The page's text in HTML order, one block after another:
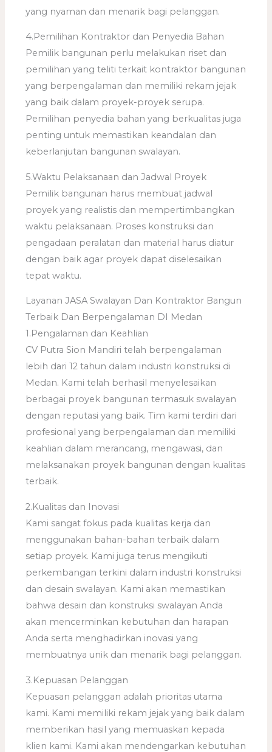
yang nyaman dan menarik bagi pelanggan.
4.Pemilihan Kontraktor dan Penyedia Bahan
Pemilik bangunan perlu melakukan riset dan
pemilihan yang teliti terkait kontraktor bangunan
yang berpengalaman dan memiliki rekam jejak
yang baik dalam proyek-proyek serupa.
Pemilihan penyedia bahan yang berkualitas juga
penting untuk memastikan keandalan dan
keberlanjutan bangunan swalayan.
5.Waktu Pelaksanaan dan Jadwal Proyek
Pemilik bangunan harus membuat jadwal
proyek yang realistis dan mempertimbangkan
waktu pelaksanaan. Proses konstruksi dan
pengadaan peralatan dan material harus diatur
dengan baik agar proyek dapat diselesaikan
tepat waktu.
Layanan JASA Swalayan Dan Kontraktor Bangun
Terbaik Dan Berpengalaman DI Medan
1.Pengalaman dan Keahlian
CV Putra Sion Mandiri telah berpengalaman
lebih dari 12 tahun dalam industri konstruksi di
Medan. Kami telah berhasil menyelesaikan
berbagai proyek bangunan termasuk swalayan
dengan reputasi yang baik. Tim kami terdiri dari
profesional yang berpengalaman dan memiliki
keahlian dalam merancang, mengawasi, dan
melaksanakan proyek bangunan dengan kualitas
terbaik.
2.Kualitas dan Inovasi
Kami sangat fokus pada kualitas kerja dan
menggunakan bahan-bahan terbaik dalam
setiap proyek. Kami juga terus mengikuti
perkembangan terkini dalam industri konstruksi
dan desain swalayan. Kami akan memastikan
bahwa desain dan konstruksi swalayan Anda
akan mencerminkan kebutuhan dan harapan
Anda serta menghadirkan inovasi yang
membuatnya unik dan menarik bagi pelanggan.
3.Kepuasan Pelanggan
Kepuasan pelanggan adalah prioritas utama
kami. Kami memiliki rekam jejak yang baik dalam
memberikan hasil yang memuaskan kepada
klien kami. Kami akan mendengarkan kebutuhan